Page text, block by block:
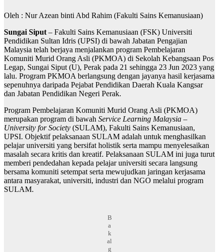
Oleh : Nur Azean binti Abd Rahim (Fakulti Sains Kemanusiaan)
Sungai Siput– Fakulti Sains Kemanusiaan (FSK) Universiti
Pendidikan Sultan Idris (UPSI) di bawah Jabatan Pengajian
Malaysia telah berjaya menjalankan program Pembelajaran
Komuniti Murid Orang Asli (PKMOA) di Sekolah Kebangsaan Pos
Legap, Sungai Siput (U), Perak pada 21 sehingga 23 Jun 2023 yang
lalu. Program PKMOA berlangsung dengan jayanya hasil kerjasama
sepenuhnya daripada Pejabat Pendidikan Daerah Kuala Kangsar
dan Jabatan Pendidikan Negeri Perak.
Program Pembelajaran Komuniti Murid Orang Asli (PKMOA)
merupakan program di bawah Service Learning Malaysia –
University for Society (SULAM), Fakulti Sains Kemanusiaan,
UPSI. Objektif pelaksanaan SULAM adalah untuk menghasilkan
pelajar universiti yang bersifat holistik serta mampu menyelesaikan
masalah secara kritis dan kreatif. Pelaksanaan SULAM ini juga turut
memberi pendedahan kepada pelajar universiti secara langsung
bersama komuniti setempat serta mewujudkan jaringan kerjasama
antara masyarakat, universiti, industri dan NGO melalui program
SULAM.
B
a
k
al
g